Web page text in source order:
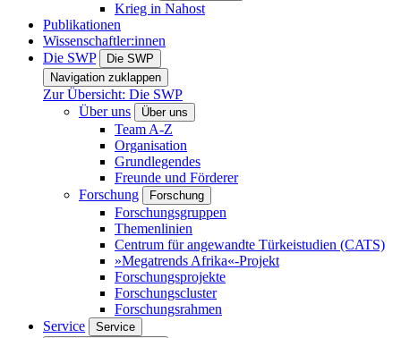
Krieg in Nahost
Publikationen
Wissenschaftler:innen
Die SWP
Die SWP
Navigation zuklappen
Zur Übersicht: Die SWP
Über uns
Über uns
Team A-Z
Organisation
Grundlegendes
Freunde und Förderer
Forschung
Forschung
Forschungsgruppen
Themenlinien
Centrum für angewandte Türkeistudien (CATS)
»Megatrends Afrika«-Projekt
Forschungsprojekte
Forschungscluster
Forschungsrahmen
Service
Service